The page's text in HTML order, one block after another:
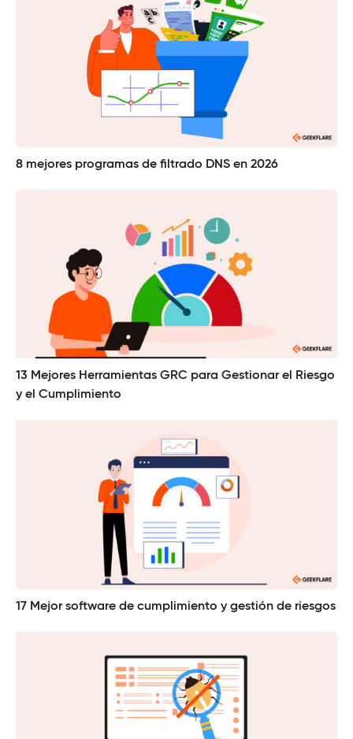
8 mejores programas de filtrado DNS en 2026
13 Mejores Herramientas GRC para Gestionar el Riesgo
y el Cumplimiento
17 Mejor software de cumplimiento y gestión de riesgos